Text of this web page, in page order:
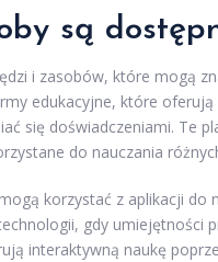
są
i zasobów, które mogą
edukacyjne, które
się doświadczeniami. Te
do nauczania
korzystać z aplikacji do
gdy umiejętności
interaktywną naukę